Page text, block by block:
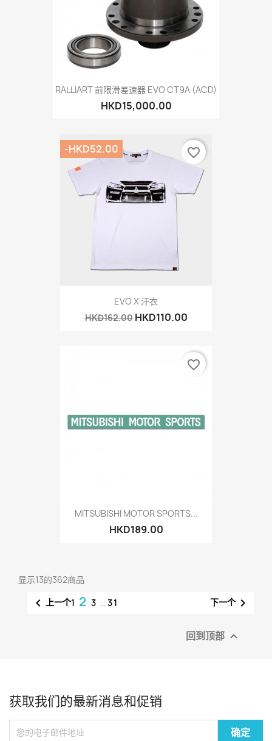
RALLIART 前限滑差速器 EVO CT9A (ACD)
HKD15,000.00
EVO X 汗衣
HKD162.00 HKD110.00
-HKD52.00 favorite_border
MITSUBISHI MOTOR SPORTS...
HKD189.00
favorite_border
显示13的362商品
 上一个1 2 3 … 31 下一个
回到顶部 
获取我们的最新消息和促销